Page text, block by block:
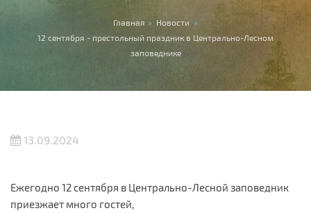
Вы здесь Главная » Новости »
12 сентября - престольный праздник в Центрально-Лесном
заповеднике
13.09.2024
Ежегодно 12 сентября в Центрально-Лесной заповедник
приезжает много гостей,